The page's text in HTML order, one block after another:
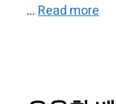
…Read more